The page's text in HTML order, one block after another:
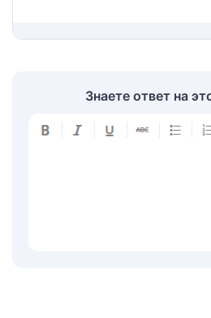
Знаете ответ на